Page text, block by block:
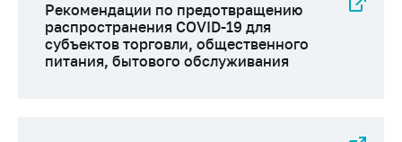
Рекомендации по предотвращению
распространения COVID-19 для
субъектов торговли, общественного
питания, бытового обслуживания